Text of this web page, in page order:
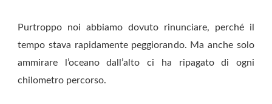
Purtroppo noi abbiamo dovuto rinunciare, perché il
tempo stava rapidamente peggiorando. Ma anche solo
ammirare l’oceano dall’alto ci ha ripagato di ogni
chilometro percorso.